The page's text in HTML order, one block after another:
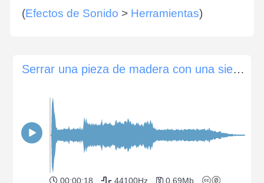
(Efectos de Sonido > Herramientas)
Serrar una pieza de madera con una sierra circular
00:00:18 44100Hz 0.69Mb